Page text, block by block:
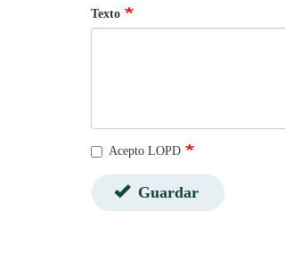
Texto
Acepto LOPD
Guardar